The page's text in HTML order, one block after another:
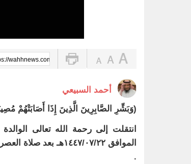
wahhnews.com/?p=93784
أحمد السبيعي
(وَبَشِّرِ الصَّابِرِينَ الَّذِينَ إِذَا أَصَابَتْهُمْ
انتقلت إلى رحمة الله تعالى
.